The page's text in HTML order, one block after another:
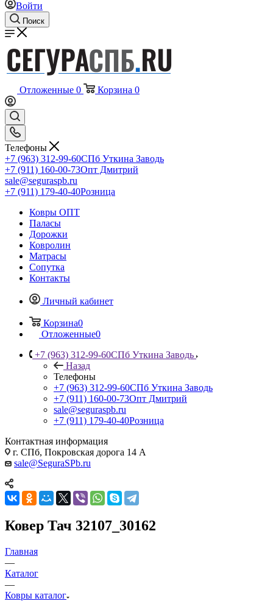
Войти
Поиск
Отложенные 0 Корзина 0
Телефоны
+7 (963) 312-99-60СПб Уткина Заводь
+7 (911) 160-00-73Опт Дмитрий
sale@seguraspb.ru
+7 (911) 179-40-40Розница
Ковры ОПТ
Паласы
Дорожки
Ковролин
Матрасы
Сопутка
Контакты
Личный кабинет
Корзина0
Отложенные0
+7 (963) 312-99-60СПб Уткина Заводь
Назад
Телефоны
+7 (963) 312-99-60СПб Уткина Заводь
+7 (911) 160-00-73Опт Дмитрий
sale@seguraspb.ru
+7 (911) 179-40-40Розница
Контактная информация
г. СПб, Покровская дорога 14 А
sale@SeguraSPb.ru
Ковер Тач 32107_30162
Главная
—
Каталог
—
Ковры каталог